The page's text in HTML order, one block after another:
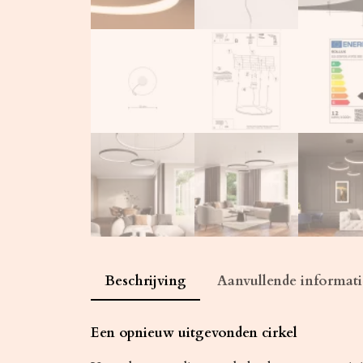
Beschrijving Aanvullende
Een opnieuw uitgevonden cirkel